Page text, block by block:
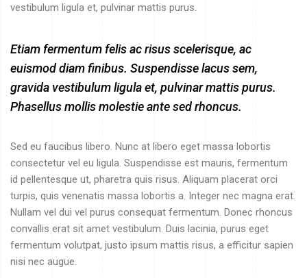
vestibulum ligula et, pulvinar mattis purus.
Etiam fermentum felis ac risus scelerisque, ac
euismod diam finibus. Suspendisse lacus sem,
gravida vestibulum ligula et, pulvinar mattis purus.
Phasellus mollis molestie ante sed rhoncus.
Sed eu faucibus libero. Nunc at libero eget massa lobortis
consectetur vel eu ligula. Suspendisse est mauris, fermentum
id pellentesque ut, pharetra quis risus. Aliquam placerat orci
turpis, quis venenatis massa lobortis a. Integer nec magna erat.
Nullam vel dui vel purus consequat fermentum. Donec rhoncus
convallis erat sit amet vestibulum. Duis lacinia, purus eget
fermentum volutpat, justo ipsum mattis risus, a efficitur sapien
nisi nec augue.